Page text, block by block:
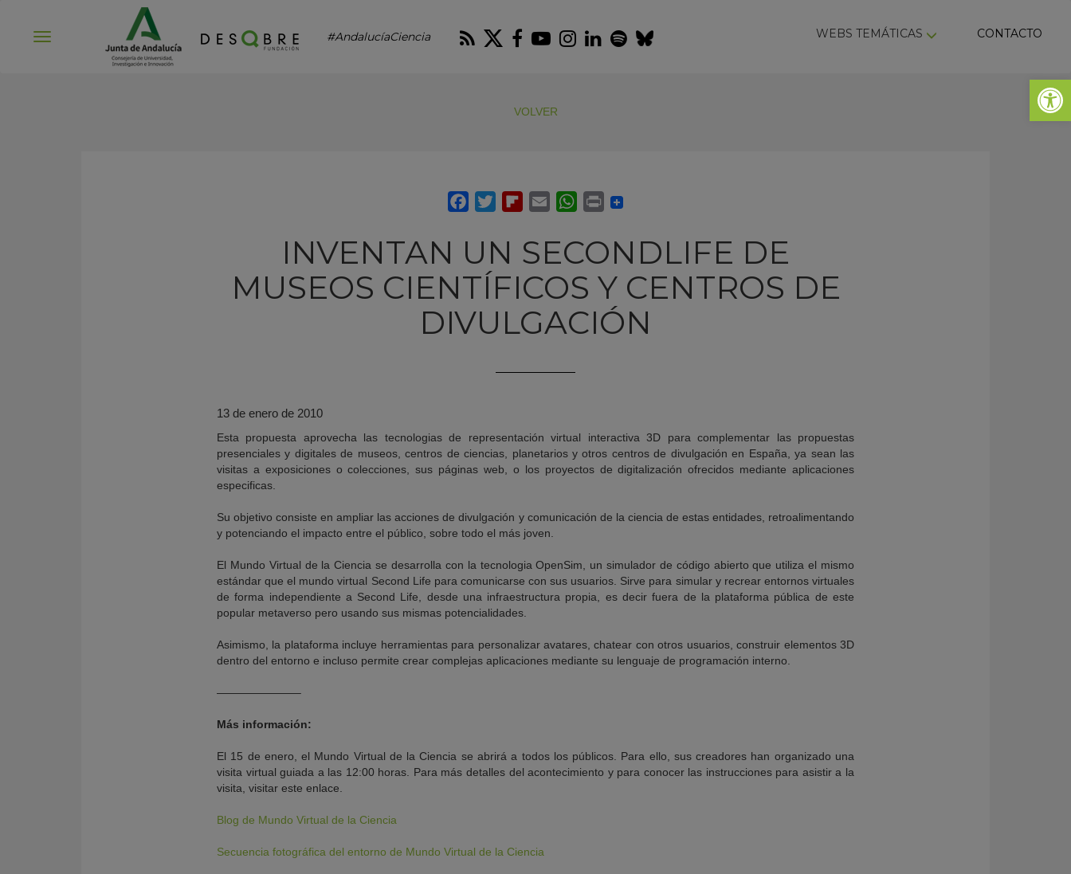
Abrir
#AndalucíaCiencia RSS Twitter
Facebook
Youtube
Instagram
LinkedIn
Spotify
Bluesky WEBS TEMÁTICAS CONTACTO
VOLVER
INVENTAN UN SECONDLIFE DE
MUSEOS CIENTÍFICOS Y CENTROS DE
DIVULGACIÓN
13 de enero de 2010
Esta propuesta aprovecha las tecnologias de representación virtual interactiva 3D para complementar las propuestas
presenciales y digitales de museos, centros de ciencias, planetarios y otros centros de divulgación en España, ya sean las
visitas a exposiciones o colecciones, sus páginas web, o los proyectos de digitalización ofrecidos mediante aplicaciones
especificas.
Su objetivo consiste en ampliar las acciones de divulgación y comunicación de la ciencia de estas entidades, retroalimentando
y potenciando el impacto entre el público, sobre todo el más joven.
El Mundo Virtual de la Ciencia se desarrolla con la tecnologia OpenSim, un simulador de código abierto que utiliza el mismo
estándar que el mundo virtual Second Life para comunicarse con sus usuarios. Sirve para simular y recrear entornos virtuales
de forma independiente a Second Life, desde una infraestructura propia, es decir fuera de la plataforma pública de este
popular metaverso pero usando sus mismas potencialidades.
Asimismo, la plataforma incluye herramientas para personalizar avatares, chatear con otros usuarios, construir elementos 3D
dentro del entorno e incluso permite crear complejas aplicaciones mediante su lenguaje de programación interno.
———————–
Más información:
El 15 de enero, el Mundo Virtual de la Ciencia se abrirá a todos los públicos. Para ello, sus creadores han organizado una
visita virtual guiada a las 12:00 horas. Para más detalles del acontecimiento y para conocer las instrucciones para asistir a la
visita, visitar este enlace.
Blog de Mundo Virtual de la Ciencia
Secuencia fotográfica del entorno de Mundo Virtual de la Ciencia